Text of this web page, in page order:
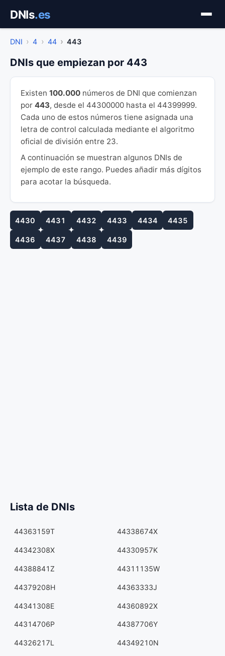
contenido
DNIs.es
DNI 4 44 443
DNIs que empiezan por 443
Existen 100.000 números de DNI que comienzan
por 443, desde el 44300000 hasta el 44399999.
Cada uno de estos números tiene asignada una
letra de control calculada mediante el algoritmo
oficial de división entre 23.
A continuación se muestran algunos DNIs de
ejemplo de este rango. Puedes añadir más dígitos
para acotar la búsqueda.
4430 4431 4432 4433 4434 4435
4436 4437 4438 4439
Lista de DNIs
44363159T 44338674X
44342308X 44330957K
44388841Z 44311135W
44379208H 44363333J
44341308E 44360892X
44314706P 44387706Y
44326217L 44349210N